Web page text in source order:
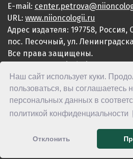
Наш сайт использует куки.
пользоваться, вы соглашаетесь
персональных данных в
политикой конфиденциальности
Отклонить
E-mail:
URL: www.niioncologii.ru
Адрес издателя: 197758, Россия,
пос. Песочный, ул.
Все права защищены.
ISSN 2949-4915 (Online)